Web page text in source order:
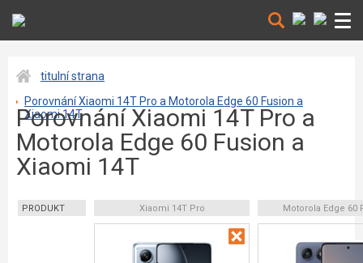
titulní strana
Porovnání Xiaomi 14T Pro a Motorola Edge 60 Fusion a
Xiaomi 14T
Porovnání Xiaomi 14T Pro a
Motorola Edge 60 Fusion a
Xiaomi 14T
PRODUKT Xiaomi 14T Pro Motorola Edge 60